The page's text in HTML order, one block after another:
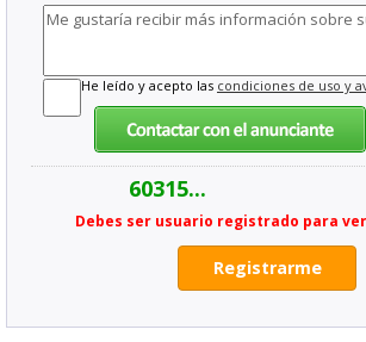
He leído y acepto las condiciones de uso y
60315...
Debes ser usuario registrado para
Registrarme